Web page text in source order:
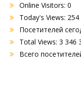
Online Visitors: 0
Today's Views: 254
Посетителей
Total Views: 3 346
Всего